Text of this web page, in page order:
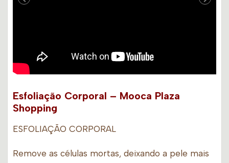
Esfoliação Corporal – Mooca Plaza
Shopping
ESFOLIAÇÃO CORPORAL
Remove as células mortas, deixando a pele mais